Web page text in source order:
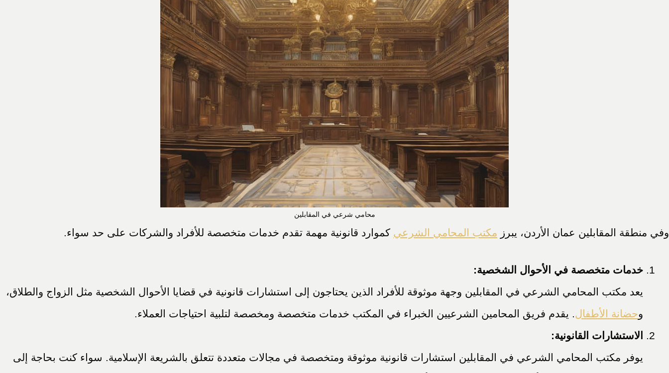
محامي شرعي في المقابلين
وفي منطقة المقابلين عمان الأردن، يبرز مكتب المحامي الشرعي كموارد قانونية مهمة تقدم خدمات متخصصة للأفراد والشركات على حد سواء.
خدمات متخصصة في الأحوال الشخصية:
يعد مكتب المحامي الشرعي في المقابلين وجهة موثوقة للأفراد الذين يحتاجون إلى استشارات قانونية في قضايا الأحوال الشخصية مثل الزواج والطلاق،
وحضانة الأطفال. يقدم فريق المحامين الشرعيين الخبراء في المكتب خدمات متخصصة ومخصصة لتلبية احتياجات العملاء.
الاستشارات القانونية:
يوفر مكتب المحامي الشرعي في المقابلين استشارات قانونية موثوقة ومتخصصة في مجالات متعددة تتعلق بالشريعة الإسلامية. سواء كنت بحاجة إلى